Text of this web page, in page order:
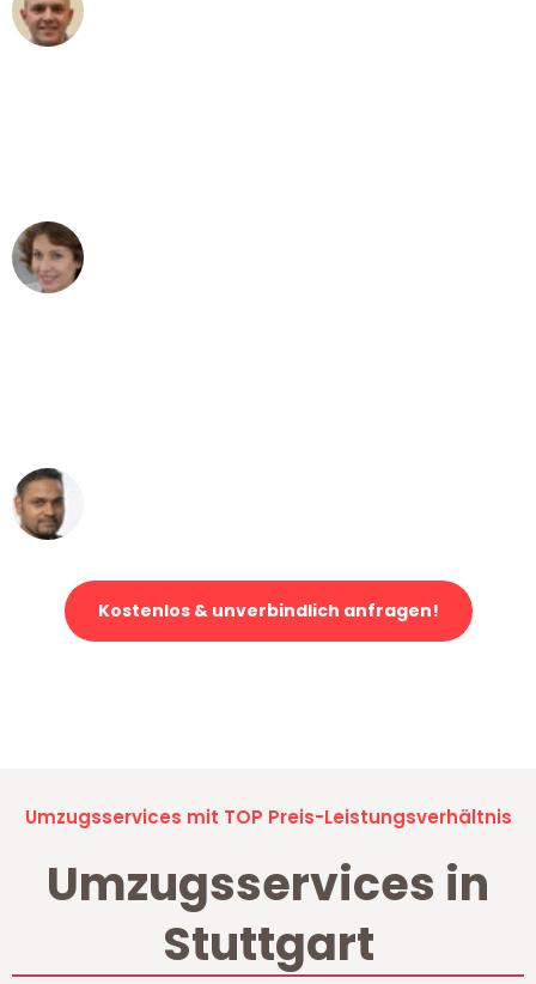
Kostenlos & unverbindlich anfragen!
Umzugsservices mit TOP Preis-Leistungsverhältnis
Umzugsservices in
Stuttgart